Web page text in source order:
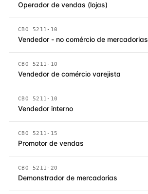
Operador de vendas (lojas)
CBO 5211-10
Vendedor - no comércio de mercadorias
CBO 5211-10
Vendedor de comércio varejista
CBO 5211-10
Vendedor interno
CBO 5211-15
Promotor de vendas
CBO 5211-20
Demonstrador de mercadorias